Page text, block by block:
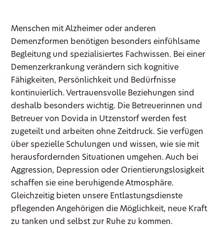
Menschen mit Alzheimer oder anderen
Demenzformen benötigen besonders einfühlsame
Begleitung und spezialisiertes Fachwissen. Bei einer
Demenzerkrankung verändern sich kognitive
Fähigkeiten, Persönlichkeit und Bedürfnisse
kontinuierlich. Vertrauensvolle Beziehungen sind
deshalb besonders wichtig. Die Betreuerinnen und
Betreuer von Dovida in Utzenstorf werden fest
zugeteilt und arbeiten ohne Zeitdruck. Sie verfügen
über spezielle Schulungen und wissen, wie sie mit
herausfordernden Situationen umgehen. Auch bei
Aggression, Depression oder Orientierungslosigkeit
schaffen sie eine beruhigende Atmosphäre.
Gleichzeitig bieten unsere Entlastungsdienste
pflegenden Angehörigen die Möglichkeit, neue Kraft
zu tanken und selbst zur Ruhe zu kommen.